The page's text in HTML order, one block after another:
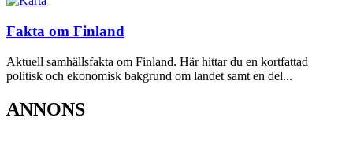
Fakta om Finland
Aktuell samhällsfakta om Finland. Här hittar du en kortfattad
politisk och ekonomisk bakgrund om landet samt en del...
ANNONS